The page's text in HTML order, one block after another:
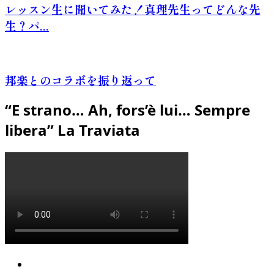
レッスン生に聞いてみた！真理先生ってどんな先
生？パ...
邦楽とのコラボを振り返って
“E strano… Ah, fors’è lui… Sempre
libera” La Traviata